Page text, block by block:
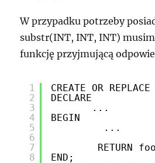
W przypadku potrzeby
substr(INT, INT, INT)
funkcję przyjmującą
1
2
3
4
5
6
7
8
CREATE OR
DECLARE
...
BEGIN
...
RETURN
END;